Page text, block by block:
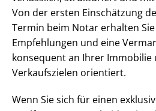
Von der ersten Einschätzung
Termin beim Notar erhalten
Empfehlungen und eine
konsequent an Ihrer Immobilie
Verkaufszielen orientiert.
Wenn Sie sich für einen